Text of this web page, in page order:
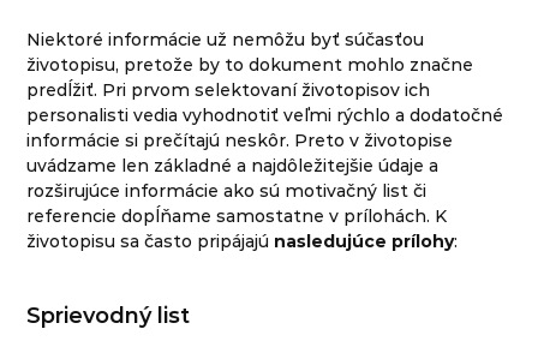
Niektoré informácie už nemôžu byť súčasťou
životopisu, pretože by to dokument mohlo značne
predĺžiť. Pri prvom selektovaní životopisov ich
personalisti vedia vyhodnotiť veľmi rýchlo a dodatočné
informácie si prečítajú neskôr. Preto v životopise
uvádzame len základné a najdôležitejšie údaje a
rozširujúce informácie ako sú motivačný list či
referencie dopĺňame samostatne v prílohách. K
životopisu sa často pripájajú nasledujúce prílohy:
Sprievodný list